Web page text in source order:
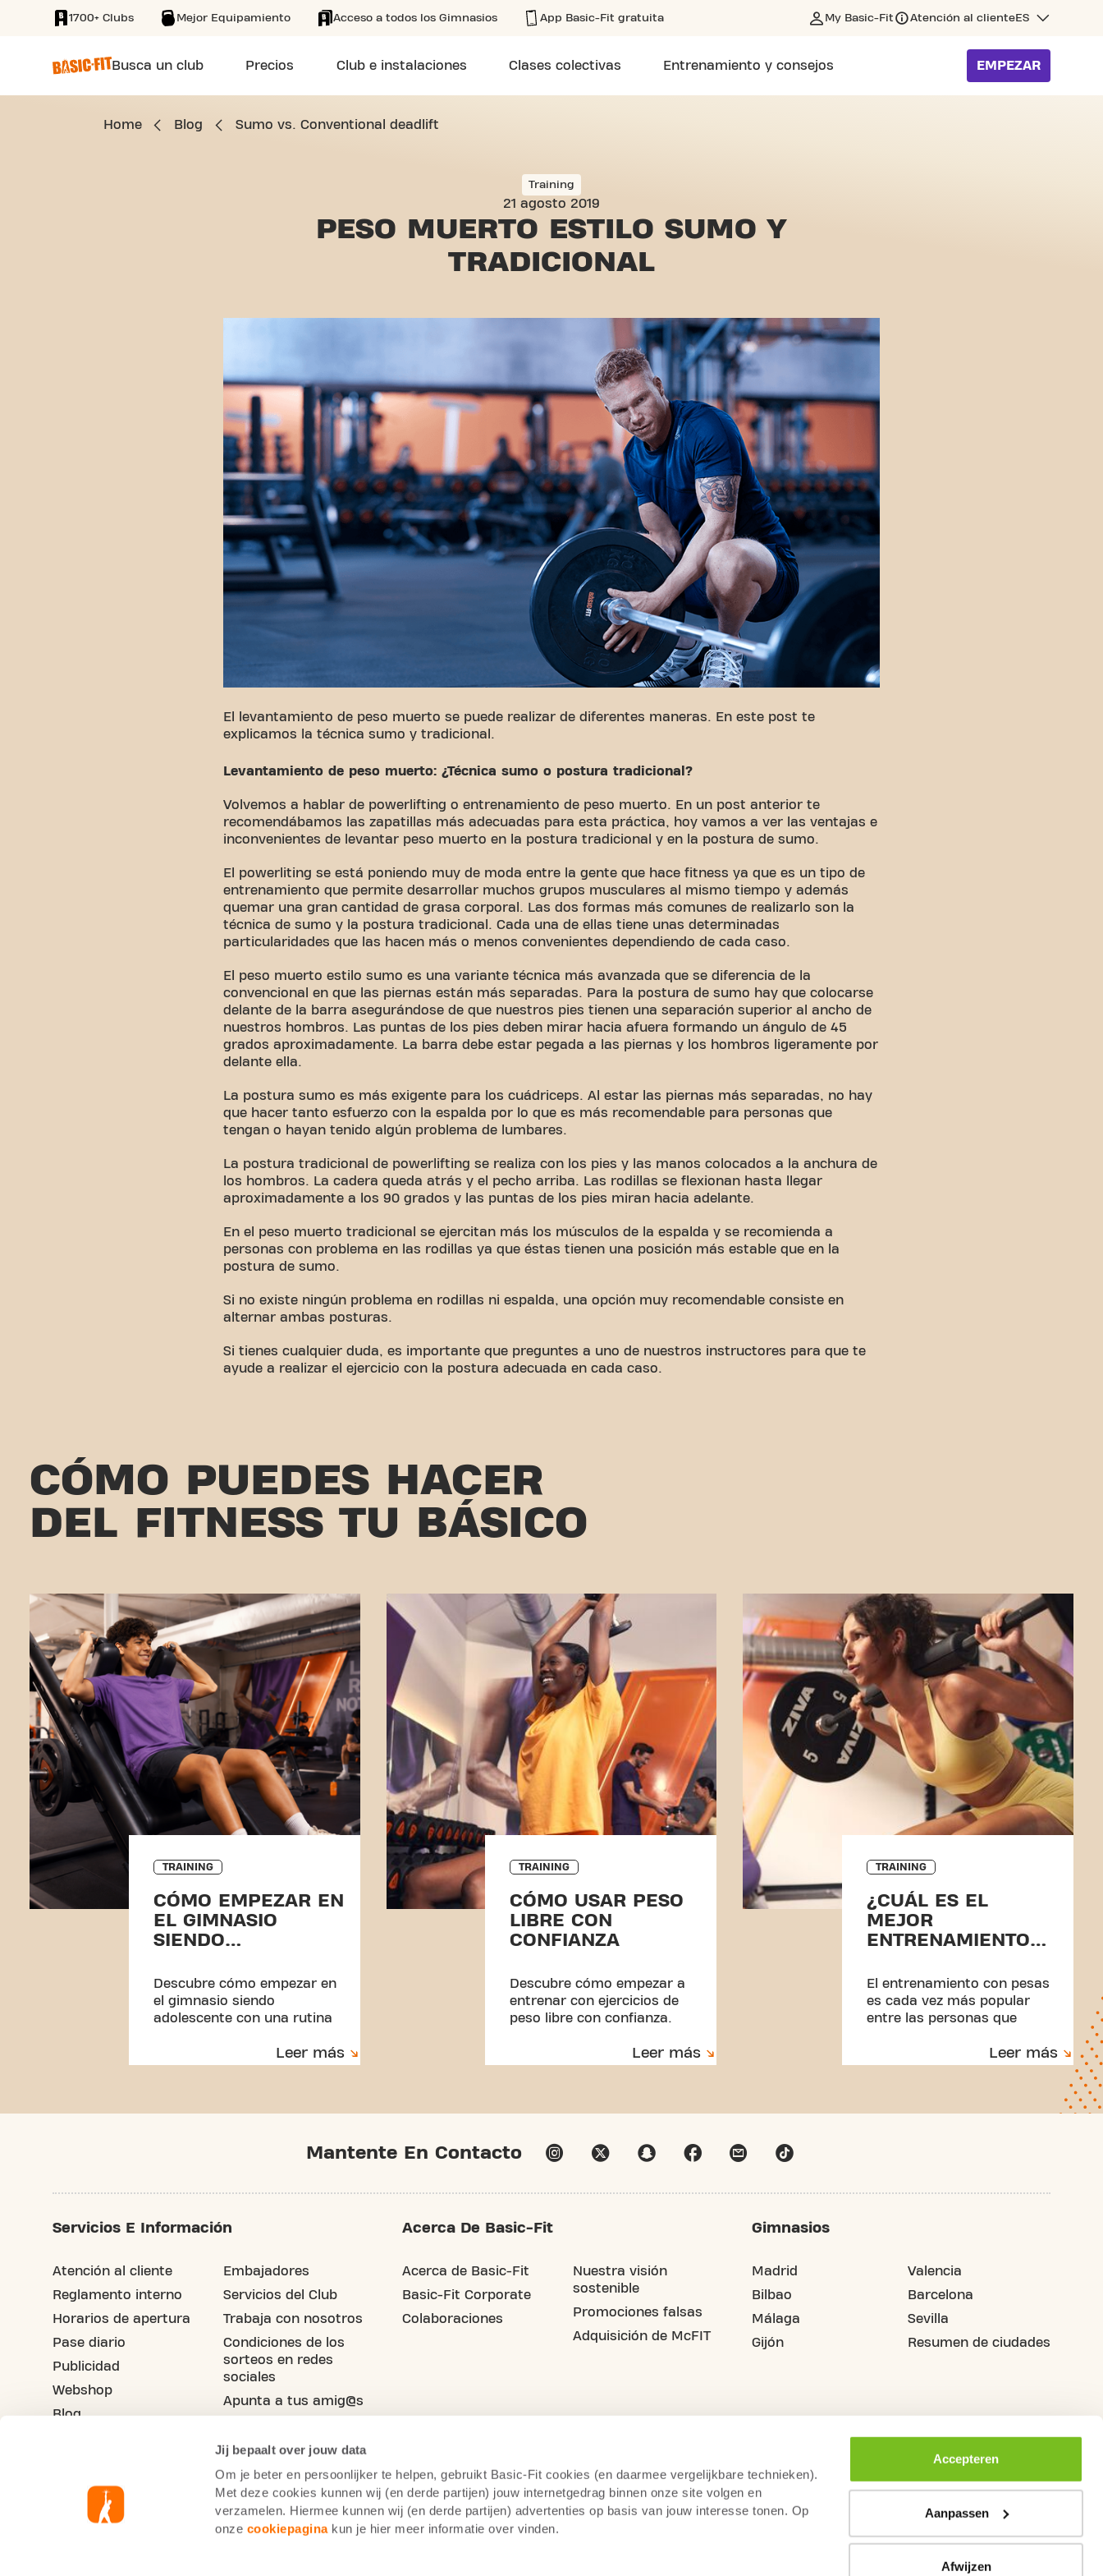
Jij bepaalt over jouw data
Om je beter en persoonlijker te helpen, gebruikt Basic-Fit cookies (en daarmee vergelijkbare technieken).
Met deze cookies kunnen wij (en derde partijen) jouw internetgedrag binnen onze site volgen en
verzamelen. Hiermee kunnen wij (en derde partijen) advertenties op basis van jouw interesse tonen. Op
onze cookiepaginakun je hier meer informatie over vinden.
Accepteren
Aanpassen
Afwijzen
SKIP TO MAIN CONTENT
1700+ Clubs Mejor Equipamiento Acceso a todos los Gimnasios App Basic-Fit gratuita My Basic-Fit Atención al clienteES
Busca un club Precios Club e instalaciones Clases colectivas Entrenamiento y consejos EMPEZAR
Home Blog Sumo vs. Conventional deadlift
Training
21 agosto 2019
PESO MUERTO ESTILO SUMO Y
TRADICIONAL
El levantamiento de peso muerto se puede realizar de diferentes maneras. En este post te
explicamos la técnica sumo y tradicional.
Levantamiento de peso muerto: ¿Técnica sumo o postura tradicional?
Volvemos a hablar de powerlifting o entrenamiento de peso muerto. En un post anterior te
recomendábamos las zapatillas más adecuadas para esta práctica, hoy vamos a ver las ventajas e
inconvenientes de levantar peso muerto en la postura tradicional y en la postura de sumo.
El powerliting se está poniendo muy de moda entre la gente que hace fitness ya que es un tipo de
entrenamiento que permite desarrollar muchos grupos musculares al mismo tiempo y además
quemar una gran cantidad de grasa corporal. Las dos formas más comunes de realizarlo son la
técnica de sumo y la postura tradicional. Cada una de ellas tiene unas determinadas
particularidades que las hacen más o menos convenientes dependiendo de cada caso.
El peso muerto estilo sumo es una variante técnica más avanzada que se diferencia de la
convencional en que las piernas están más separadas. Para la postura de sumo hay que colocarse
delante de la barra asegurándose de que nuestros pies tienen una separación superior al ancho de
nuestros hombros. Las puntas de los pies deben mirar hacia afuera formando un ángulo de 45
grados aproximadamente. La barra debe estar pegada a las piernas y los hombros ligeramente por
delante ella.
La postura sumo es más exigente para los cuádriceps. Al estar las piernas más separadas, no hay
que hacer tanto esfuerzo con la espalda por lo que es más recomendable para personas que
tengan o hayan tenido algún problema de lumbares.
La postura tradicional de powerlifting se realiza con los pies y las manos colocados a la anchura de
los hombros. La cadera queda atrás y el pecho arriba. Las rodillas se flexionan hasta llegar
aproximadamente a los 90 grados y las puntas de los pies miran hacia adelante.
En el peso muerto tradicional se ejercitan más los músculos de la espalda y se recomienda a
personas con problema en las rodillas ya que éstas tienen una posición más estable que en la
postura de sumo.
Si no existe ningún problema en rodillas ni espalda, una opción muy recomendable consiste en
alternar ambas posturas.
Si tienes cualquier duda, es importante que preguntes a uno de nuestros instructores para que te
ayude a realizar el ejercicio con la postura adecuada en cada caso.
CÓMO PUEDES HACER
DEL FITNESS TU BÁSICO
TRAINING
CÓMO EMPEZAR EN
EL GIMNASIO
SIENDO
Descubre cómo empezar en
el gimnasio siendo
adolescente con una rutina
consejos para evitarLeer más
TRAINING
CÓMO USAR PESO
LIBRE CON
CONFIANZA
Descubre cómo empezar a
entrenar con ejercicios de
peso libre con confianza.
y un entrenamiento para
Leer más
TRAINING
¿CUÁL ES EL
MEJOR
ENTRENAMIENTO
PERDER PESO?
El entrenamiento con pesas
es cada vez más popular
entre las personas que
Leer más
Mantente En Contacto
Servicios E Información
Atención al cliente
Reglamento interno
Horarios de apertura
Pase diario
Publicidad
Webshop
Blog
Embajadores
Servicios del Club
Trabaja con nosotros
Condiciones de los
sorteos en redes
sociales
Apunta a tus amig@s
Acerca De Basic-Fit
Acerca de Basic-Fit
Basic-Fit Corporate
Colaboraciones
Nuestra visión
sostenible
Promociones falsas
Adquisición de McFIT
Gimnasios
Madrid
Bilbao
Málaga
Gijón
Valencia
Barcelona
Sevilla
Resumen de ciudades